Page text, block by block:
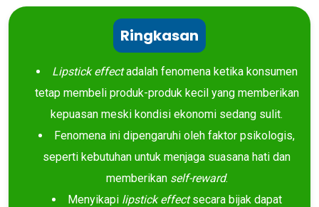
Ringkasan
Lipstick effectadalah fenomena ketika konsumen
tetap membeli produk-produk kecil yang memberikan
kepuasan meski kondisi ekonomi sedang sulit.
Fenomena ini dipengaruhi oleh faktor psikologis,
seperti kebutuhan untuk menjaga suasana hati dan
memberikan self-reward.
Menyikapi lipstick effectsecara bijak dapat